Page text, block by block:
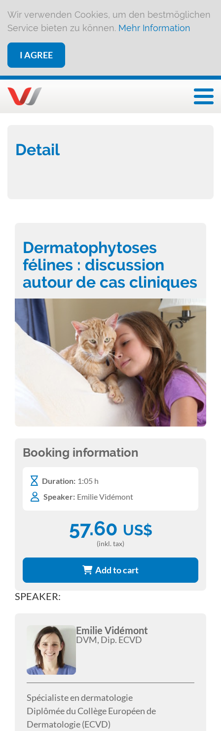
Wir verwenden Cookies, um den bestmöglichen
Service bieten zu können. Mehr Information
I AGREE
Detail
Dermatophytoses
félines : discussion
autour de cas cliniques
SPEAKER:
Emilie Vidémont
DVM, Dip. ECVD
Spécialiste en dermatologie
Diplômée du Collège Européen de
Dermatologie (ECVD)
Booking information
Duration: 1:05 h
Speaker: Emilie Vidémont
57.60 US$
(inkl. tax)
Add to cart